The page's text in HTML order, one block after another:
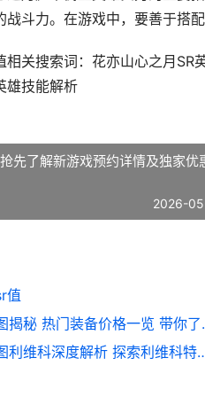
战斗力。在游戏中，要善于搭
相关搜索词：花亦山心之月SR
雄技能解析
先了解新游戏预约详情及独家优
2026-
值
和平精英价
绝地求生新地图利维科深